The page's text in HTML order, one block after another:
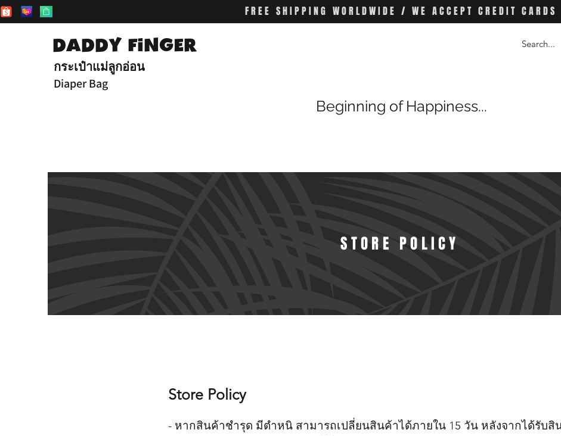
FREE SHIPPING WORLDWIDE / WE ACCEPT CREDIT CARDS
กระเป๋าแม่ลูกอ่อน
Diaper Bag
DADDY FiNGER
Beginning of Happiness...
STORE POLICY
Store Policy
- หากสินค้าชำรุด มีตำหนิ สามารถเปลี่ยนสินค้าได้ภายใน 15 วัน หลังจากได้รับสิ